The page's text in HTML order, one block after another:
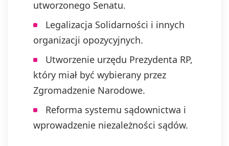
utworzonego Senatu.
Legalizacja Solidarności i innych
organizacji opozycyjnych.
Utworzenie urzędu Prezydenta RP,
który miał być wybierany przez
Zgromadzenie Narodowe.
Reforma systemu sądownictwa i
wprowadzenie niezależności sądów.